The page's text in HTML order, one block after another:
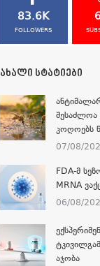
83.6K
FOLLOWERS
ᲐᲮᲐᲚᲘ ᲡᲢᲐᲢᲘᲔᲑᲘ
ᲨᲔᲡᲐᲫᲚᲝᲐ
ᲙᲝᲦᲝᲔᲑᲡ
07/08/
FDA-Მ
MRNA
06/08/
ᲐᲯᲝᲑᲐ